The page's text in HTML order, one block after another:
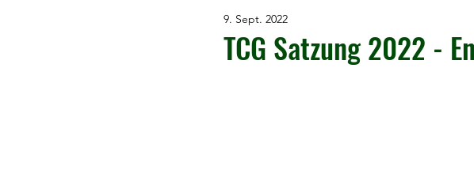
Präventionsangebote
TCG Satzung 2022 -
9. Sept. 2022